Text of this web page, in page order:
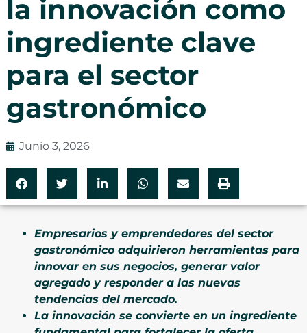
la innovación como
ingrediente clave
para el sector
gastronómico
Junio 3, 2026
Empresarios y emprendedores del sector
gastronómico adquirieron herramientas para
innovar en sus negocios, generar valor
agregado y responder a las nuevas
tendencias del mercado.
La innovación se convierte en un ingrediente